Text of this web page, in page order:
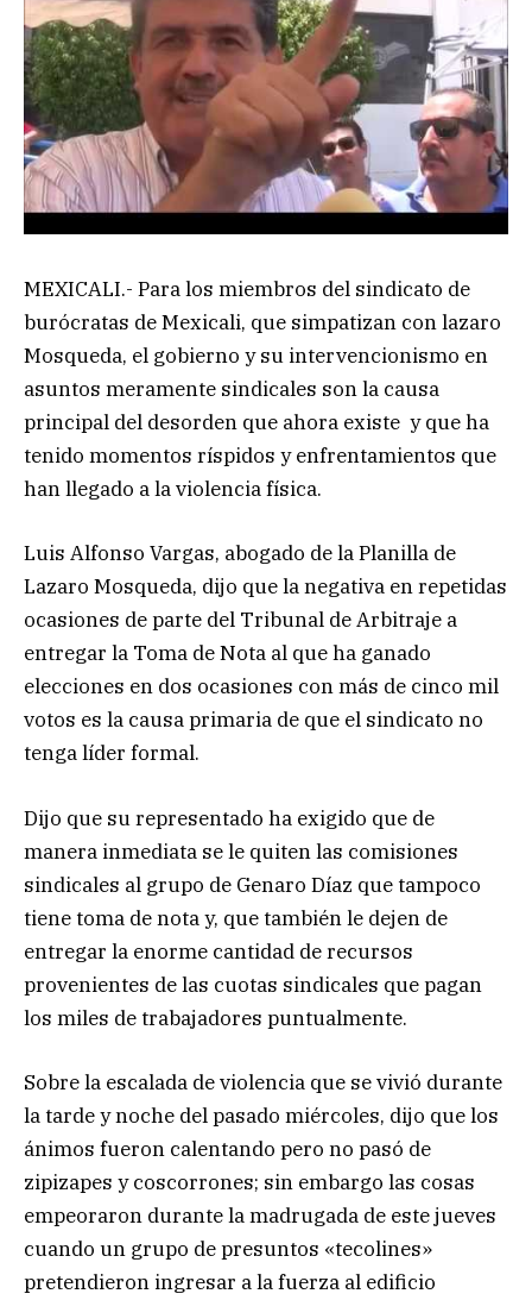
MEXICALI.- Para los miembros del sindicato de
burócratas de Mexicali, que simpatizan con lazaro
Mosqueda, el gobierno y su intervencionismo en
asuntos meramente sindicales son la causa
principal del desorden que ahora existe y que ha
tenido momentos ríspidos y enfrentamientos que
han llegado a la violencia física.
Luis Alfonso Vargas, abogado de la Planilla de
Lazaro Mosqueda, dijo que la negativa en repetidas
ocasiones de parte del Tribunal de Arbitraje a
entregar la Toma de Nota al que ha ganado
elecciones en dos ocasiones con más de cinco mil
votos es la causa primaria de que el sindicato no
tenga líder formal.
Dijo que su representado ha exigido que de
manera inmediata se le quiten las comisiones
sindicales al grupo de Genaro Díaz que tampoco
tiene toma de nota y, que también le dejen de
entregar la enorme cantidad de recursos
provenientes de las cuotas sindicales que pagan
los miles de trabajadores puntualmente.
Sobre la escalada de violencia que se vivió durante
la tarde y noche del pasado miércoles, dijo que los
ánimos fueron calentando pero no pasó de
zipizapes y coscorrones; sin embargo las cosas
empeoraron durante la madrugada de este jueves
cuando un grupo de presuntos «tecolines»
pretendieron ingresar a la fuerza al edificio